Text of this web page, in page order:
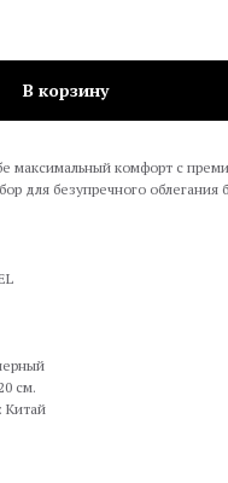
В корзину
максимальный комфорт с
для безупречного облегания
см.
Китай